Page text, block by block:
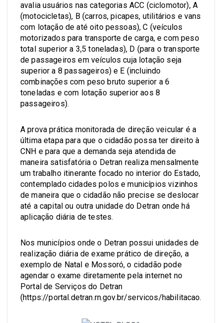
avalia usuários nas categorias ACC (ciclomotor), A
(motocicletas), B (carros, picapes, utilitários e vans
com lotação de até oito pessoas), C (veículos
motorizados para transporte de carga, e com peso
total superior a 3,5 toneladas), D (para o transporte
de passageiros em veículos cuja lotação seja
superior a 8 passageiros) e E (incluindo
combinações com peso bruto superior a 6
toneladas e com lotação superior aos 8
passageiros).
A prova prática monitorada de direção veicular é a
última etapa para que o cidadão possa ter direito à
CNH e para que a demanda seja atendida de
maneira satisfatória o Detran realiza mensalmente
um trabalho itinerante focado no interior do Estado,
contemplado cidades polos e municípios vizinhos
de maneira que o cidadão não precise se deslocar
até a capital ou outra unidade do Detran onde há
aplicação diária de testes.
Nos municípios onde o Detran possui unidades de
realização diária de exame prático de direção, a
exemplo de Natal e Mossoró, o cidadão pode
agendar o exame diretamente pela internet no
Portal de Serviços do Detran
(https://portal.detran.rn.gov.br/servicos/habilitacao.